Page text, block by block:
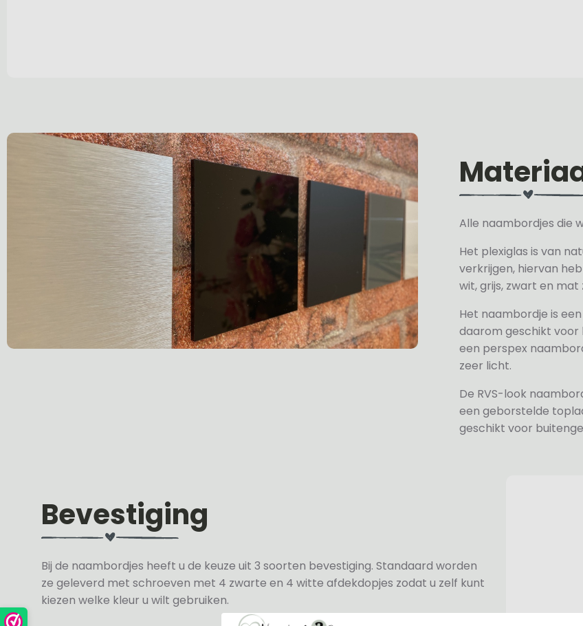
Alle naambordjes die
Het plexiglas is van
verkrijgen, hiervan
wit, grijs, zwart en mat
Het naambordje is
daarom geschikt
een perspex
zeer licht.
De RVS-look
een geborstelde
geschikt voor
Bevestiging
Bij de naambordjes heeft u de keuze uit 3 soorten bevestiging. Standaard worden
ze geleverd met schroeven met 4 zwarte en 4 witte afdekdopjes zodat u zelf kunt
kiezen welke kleur u wilt gebruiken.